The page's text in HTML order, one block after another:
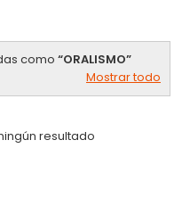
como ORALISMO
Mostrar todo
resultado